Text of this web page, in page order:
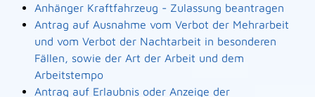
Anhänger Kraftfahrzeug - Zulassung beantragen
Antrag auf Ausnahme vom Verbot der Mehrarbeit
und vom Verbot der Nachtarbeit in besonderen
Fällen, sowie der Art der Arbeit und dem
Arbeitstempo
Antrag auf Erlaubnis oder Anzeige der